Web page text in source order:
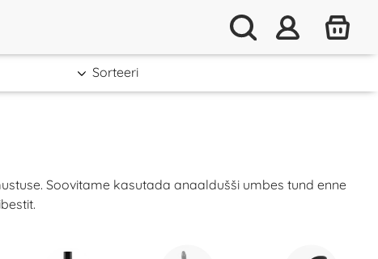
Sorteeri
Soovitame kasutada anaaldušši umbes tund enne